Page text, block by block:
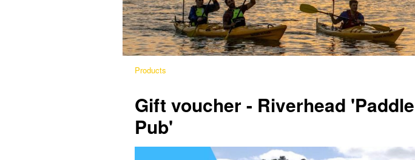
Products
Gift voucher - Riverhead
Pub'